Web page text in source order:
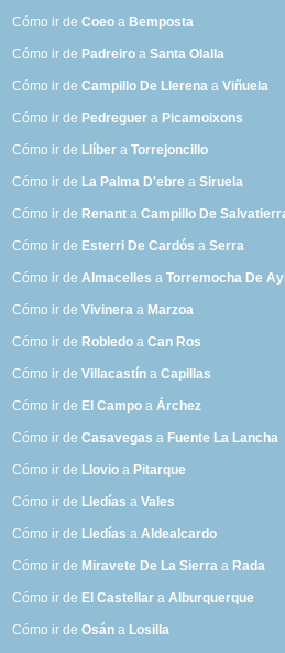
Cómo ir deCoeo a Bemposta
Cómo ir de Padreiro aSanta Olalla
Cómo ir deCampillo De Llerena aViñuela
Cómo ir de Pedreguer a Picamoixons
Cómo ir de Llíber aTorrejoncillo
Cómo ir de La Palma D'ebre aSiruela
Cómo ir de Renant aCampillo De
Cómo ir de Esterri De Cardós aSerra
Cómo ir deAlmacelles aTorremocha De
Cómo ir deVivinera a Marzoa
Cómo ir de Robledo aCan Ros
Cómo ir deVillacastín aCapillas
Cómo ir de El Campo aÁrchez
Cómo ir deCasavegas a Fuente La Lancha
Cómo ir de Llovio a Pitarque
Cómo ir de Lledías aVales
Cómo ir de Lledías aAldealcardo
Cómo ir de Miravete De La Sierra a Rada
Cómo ir de El Castellar aAlburquerque
Cómo ir deOsán a Losilla